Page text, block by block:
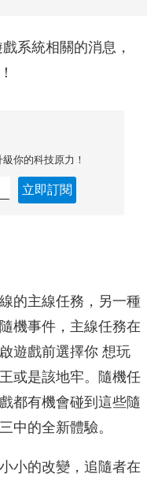
系統相關的消息，
你的科技原力！
立即訂閱
的主線任務，另一種
機事件，主線任務在
遊戲前選擇你 想玩
或是該地牢。隨機任
都有機會碰到這些隨
中的全新體驗。
小的改變，追隨者在